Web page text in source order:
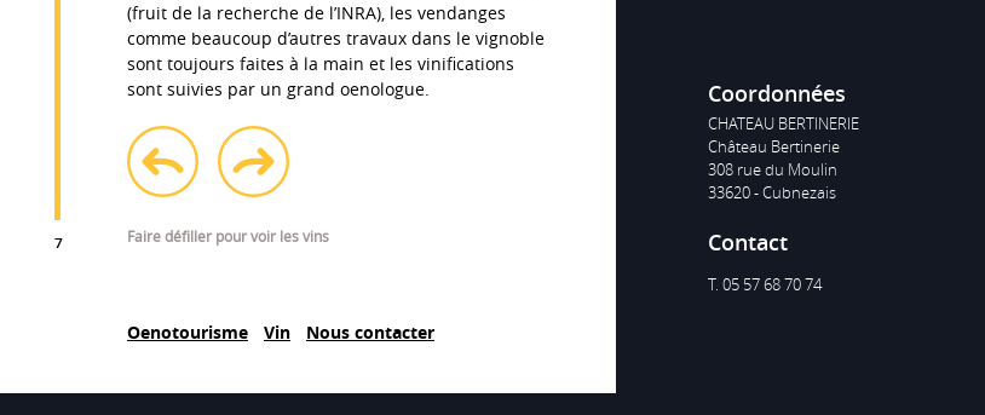
7
(fruit de la recherche de l’INRA), les vendanges
comme beaucoup d’autres travaux dans le vignoble
sont toujours faites à la main et les vinifications
sont suivies par un grand oenologue.
Faire défiller pour voir les vins
Oenotourisme Vin Nous contacter
clairet du monde » dans la Revue du Vin de France
les amoureux de vins rares.
Ce cru réuni toutes les qualités des grands vins blancs de garde.
Nez de miel et d’acacia, la fraîcheur des arômes de pamplemousse
AOC
Premières Côtes de Blaye
Cépages
100% Sauvignon
Terroirs
Coordonnées
CHATEAU BERTINERIE
Château Bertinerie
308 rue du Moulin
33620 - Cubnezais
Contact
T. 05 57 68 70 74